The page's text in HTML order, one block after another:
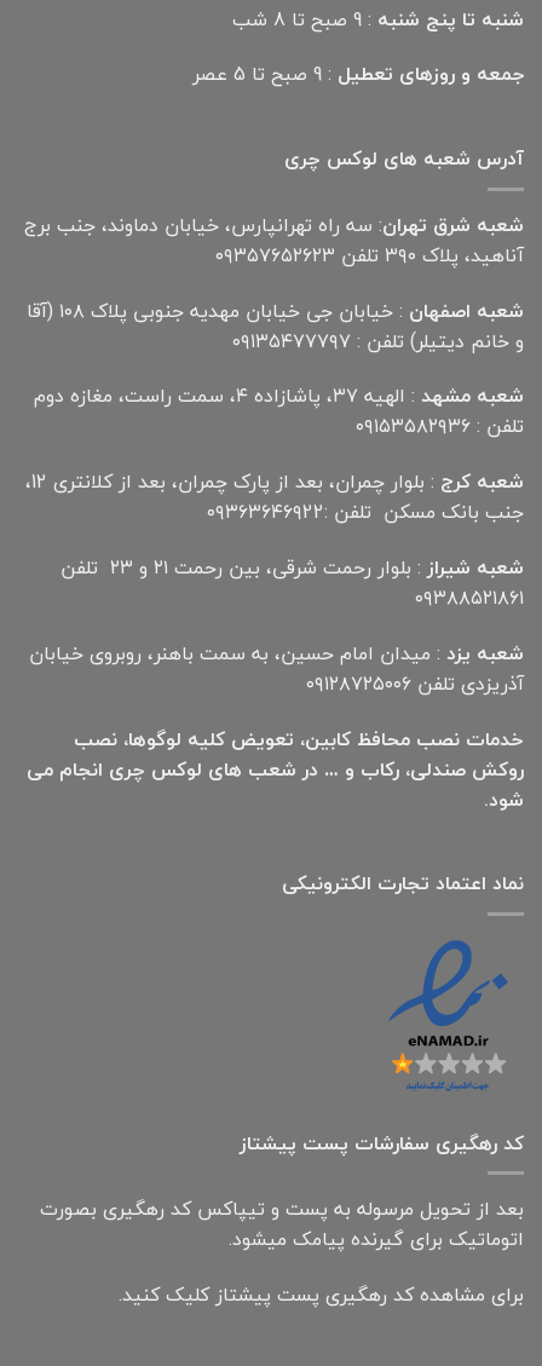
شنبه تا پنج شنبه : 9 صبح تا 8 شب
جمعه و روزهای تعطیل : 9 صبح تا 5 عصر
آدرس شعبه های لوکس چری
شعبه شرق تهران: سه راه تهرانپارس، خیابان دماوند، جنب برج
آناهید، پلاک ۳۹۰ تلفن ۰۹۳۵۷۶۵۲۶۲۳
شعبه اصفهان
: خیابان جی خیابان مهدیه جنوبی پلاک ۱۰۸ (آقا
و خانم دیتیلر) تلفن : ۰۹۱۳۵۴۷۷۷۹۷
شعبه مشهد
: الهیه ۳۷، پاشازاده ۴، سمت راست، مغازه دوم
تلفن : ۰۹۱۵۳۵۸۲۹۳۶
شعبه کرج
: بلوار چمران، بعد از پارک چمران، بعد از کلانتری 12،
جنب بانک مسکن تلفن :۰۹۳۶۳۶۴۶۹22
شعبه شیراز
: بلوار رحمت شرقی، بین رحمت ۲۱ و ۲۳ تلفن
۰۹۳۸۸۵۲۱۸۶۱
شعبه یزد : میدان امام حسین، به سمت باهنر، روبروی خیابان
آذریزدی تلفن ۰۹۱۲۸۷۲۵۰۰۶
خدمات نصب محافظ کابین، تعویض کلیه لوگوها، نصب
روکش صندلی، رکاب و … در شعب های لوکس چری انجام می
شود.
نماد اعتماد تجارت الكترونیكی
کد رهگیری سفارشات پست پیشتاز
بعد از تحویل مرسوله به پست و تیپاکس کد رهگیری بصورت
اتوماتیک برای گیرنده پیامک میشود.
برای مشاهده کد رهگیری پست پیشتاز کلیک کنید.